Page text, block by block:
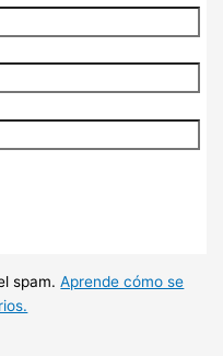
spam.Aprende cómo se